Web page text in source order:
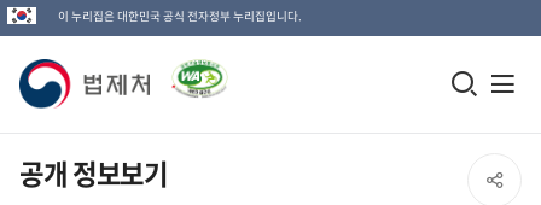
이 누리집은 대한민국 공식 전자정부 누리집입니다.
법
제
처
모
공개 정보보기 SNS